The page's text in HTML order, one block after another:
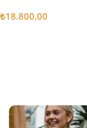
₺18.800,00